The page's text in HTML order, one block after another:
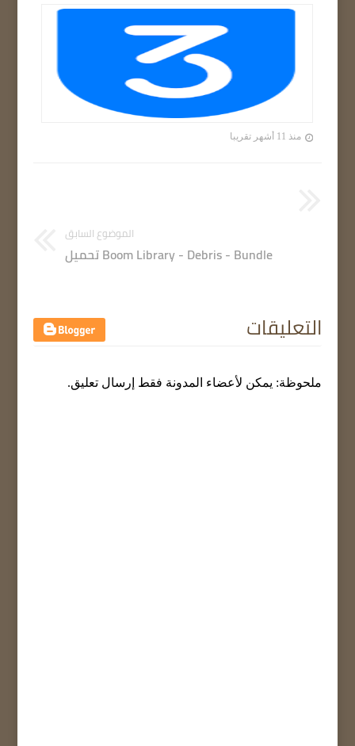
منذ 11 أشهر تقريبا
الموضوع السابق
Boom Library - Debris - Bundle تحميل
التعليقات
ملحوظة: يمكن لأعضاء المدونة فقط إرسال تعليق.